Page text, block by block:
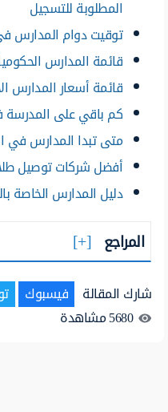
المطلوبة للتسجيل
توقيت دوام المدارس في
قائمة المدارس الحكومية في
قائمة أسعار المدارس
كم باقي على المدرسة في
متى تبدا المدارس في الكويت
أفضل شركات توصيل
دليل المدارس الخاصة بالكويت
المراجع
شارك المقالة فيسبوك
5680مشاهدة